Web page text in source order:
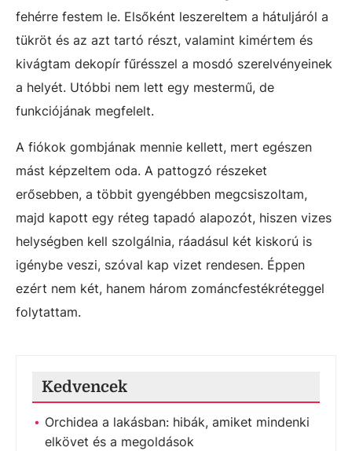
fehérre festem le. Elsőként leszereltem a hátuljáról a
tükröt és az azt tartó részt, valamint kimértem és
kivágtam dekopír fűrésszel a mosdó szerelvényeinek
a helyét. Utóbbi nem lett egy mestermű, de
funkciójának megfelelt.
A fiókok gombjának mennie kellett, mert egészen
mást képzeltem oda. A pattogzó részeket
erősebben, a többit gyengébben megcsiszoltam,
majd kapott egy réteg tapadó alapozót, hiszen vizes
helységben kell szolgálnia, ráadásul két kiskorú is
igénybe veszi, szóval kap vizet rendesen. Éppen
ezért nem két, hanem három zománcfestékréteggel
folytattam.
Kedvencek
Orchidea a lakásban: hibák, amiket mindenki
elkövet és a megoldások